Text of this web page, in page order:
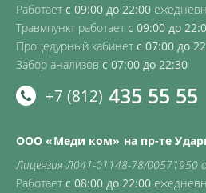
Работает с 09:00 до 22:00
Травмпункт работает с 09:00 до
Процедурный кабинет с 07:00 до
Забор анализов с 07:00 до 22:30
+7 (812) 435 55 55
ООО «Меди ком» на пр-те
Лицензия Л041-01148-78/00571950
Работает с 08:00 до 22:00